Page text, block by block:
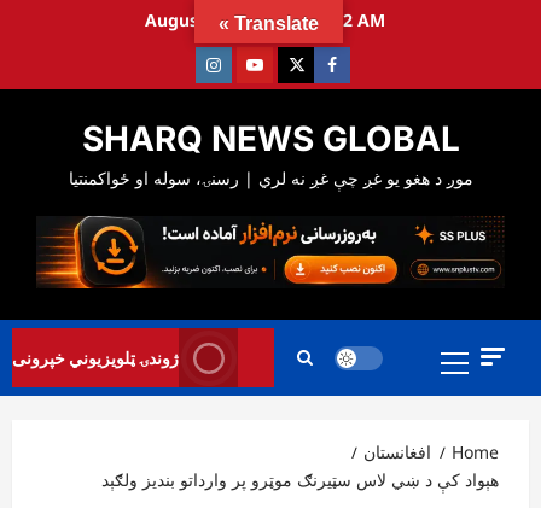
August 10, 2026 6:21:33 AM
Facebook
Twitter
Youtube
Instagram
SHARQ NEWS GLOBAL
Primary
ژوندۍ ټلویزیوني خپرونی
Home
افغانستان
هېواد کې د ښي لاس سټیرنګ موټرو پر وارداتو بندیز ولګېد
Translate »